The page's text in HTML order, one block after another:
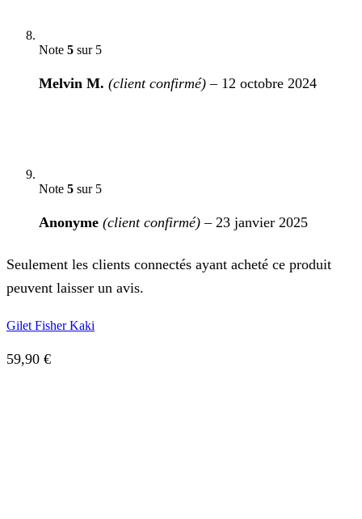
Note 5 sur 5
Melvin M. (client confirmé) – 12 octobre 2024
Note 5 sur 5
Anonyme (client confirmé) – 23 janvier 2025
Seulement les clients connectés ayant acheté ce produit
peuvent laisser un avis.
Gilet Fisher Kaki
59,90 €